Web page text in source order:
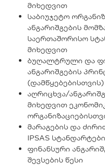
მიხედვით
საბიუჯეტო
ანგარიშგების
საერთაშორისო
მიხედვით
ბუღალტრული და
ანგარიშგების
(დამწყებებისთვის)
აღრიცხვა/
მიხედვით
მარაგების და
IPSAS
ფინანსური
შევსების წესი